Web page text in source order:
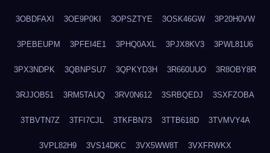
3OBDFAXI 3OE9P0KI 3OPSZTYE 3OSK46GW 3P20H0VW
3PEBEUPM 3PFEI4E1 3PHQ0AXL 3PJX8KV3 3PWL81U6
3PX3NDPK 3QBNPSU7 3QPKYD3H 3R660UUO 3R8OBY8R
3RJJOB51 3RM5TAUQ 3RV0N612 3SRBQEDJ 3SXFZOBA
3TBVTN7Z 3TFI7CJL 3TKFBN73 3TTB618D 3TVMVY4A
3VPL82H9 3VS14DKC 3VX5WW8T 3VXFRWKX